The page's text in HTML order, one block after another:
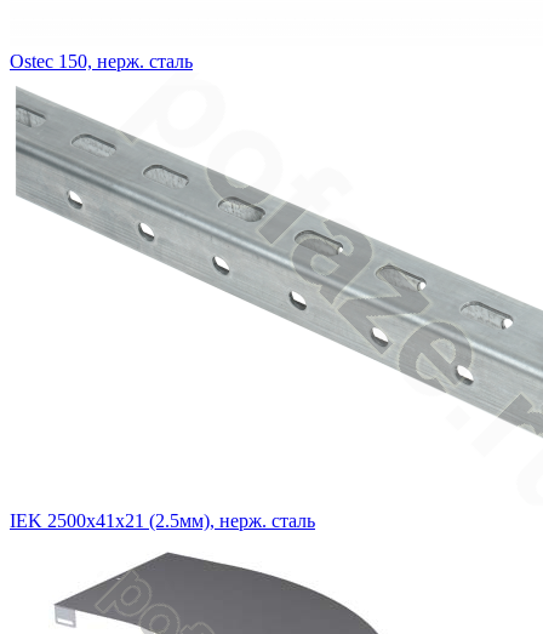
Ostec 150, нерж. сталь
IEK 2500х41х21 (2.5мм), нерж. сталь